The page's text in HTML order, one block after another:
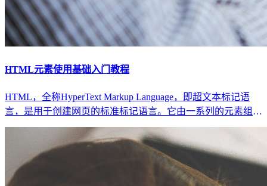
HTML元素使用基础入门教程
HTML，全称HyperText Markup Language，即超文本标记语
言，是用于创建网页的标准标记语言。它由一系列的元素组
成，通过元素，我们可以定义网页的结构和内容。